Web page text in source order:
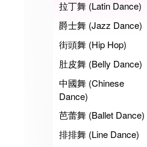
拉丁舞 (Latin Dance)
爵士舞 (Jazz Dance)
街頭舞 (Hip Hop)
肚皮舞 (Belly Dance)
中國舞 (Chinese
Dance)
芭蕾舞 (Ballet Dance)
排排舞 (Line Dance)